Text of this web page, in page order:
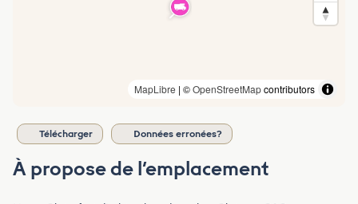
MapLibre | ©OpenStreetMapcontributors
Télécharger Données erronées?
À propose de l’emplacement